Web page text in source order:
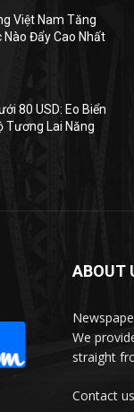
Việt Nam Tăng
Đẩy Cao Nhất
80 USD: Eo Biển
Tương Lai Năng
ABOUT
We
straight
Contact